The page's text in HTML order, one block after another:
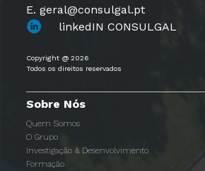
E. geral@consulgal.pt
linkedIN CONSULGAL
Copyright @ 2026
Todos os direitos reservados
Sobre Nós
Quem Somos
O Grupo
Investigação & Desenvolvimento
Formação